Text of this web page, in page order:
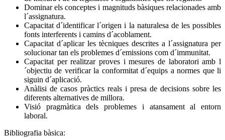
Dominar els conceptes i magnituds bàsiques relacionades amb
l´assignatura.
Capacitat d´identificar l´origen i la naturalesa de les possibles
fonts interferents i camins d´acoblament.
Capacitat d´aplicar les tècniques descrites a l´assignatura per
solucionar tan els problemes d´emissions com d´immunitat.
Capacitat per realitzar proves i mesures de laboratori amb l
´objectiu de verificar la conformitat d´equips a normes que li
siguin d´aplicació.
Anàlisi de casos pràctics reals i presa de decisions sobre les
diferents alternatives de millora.
Visió pragmàtica dels problemes i atansament al entorn
laboral.
Bibliografia bàsica: